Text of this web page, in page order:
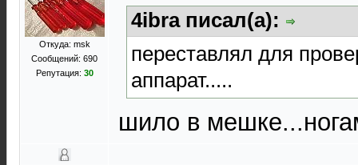
Откуда: msk
Сообщений: 690
Репутация: 30
4ibra писал(а):
переставлял для
аппарат.....
шило в